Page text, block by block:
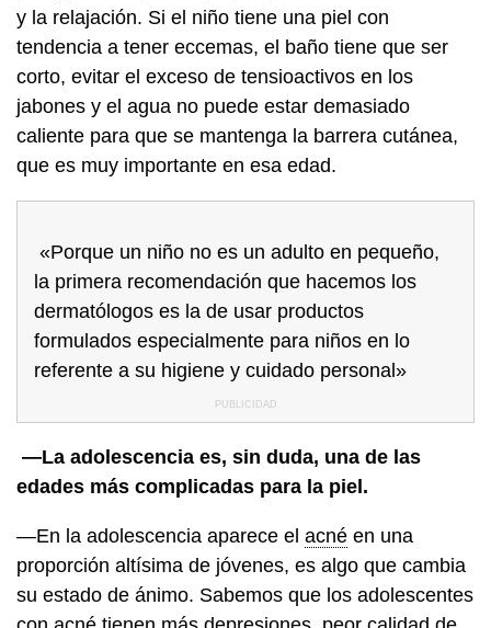
y la relajación. Si el niño tiene una piel con
tendencia a tener eccemas, el baño tiene que ser
corto, evitar el exceso de tensioactivos en los
jabones y el agua no puede estar demasiado
caliente para que se mantenga la barrera cutánea,
que es muy importante en esa edad.
«Porque un niño no es un adulto en pequeño,
la primera recomendación que hacemos los
dermatólogos es la de usar productos
formulados especialmente para niños en lo
referente a su higiene y cuidado personal»
—La adolescencia es, sin duda, una de las
edades más complicadas para la piel.
—En la adolescencia aparece el acné en una
proporción altísima de jóvenes, es algo que cambia
su estado de ánimo. Sabemos que los adolescentes